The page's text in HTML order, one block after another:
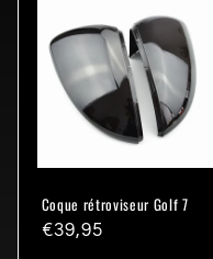
Coque rétroviseur Golf 7
Prix
€39,95